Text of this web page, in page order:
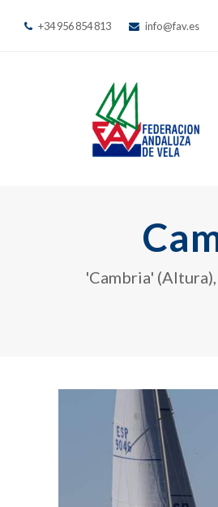
+34 956 854 813 info@fav.es
'Cambria'